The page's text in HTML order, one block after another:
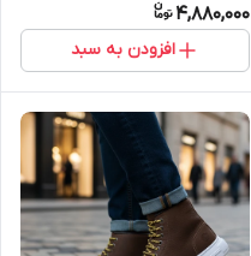
4,880,000
افزودن به سبد